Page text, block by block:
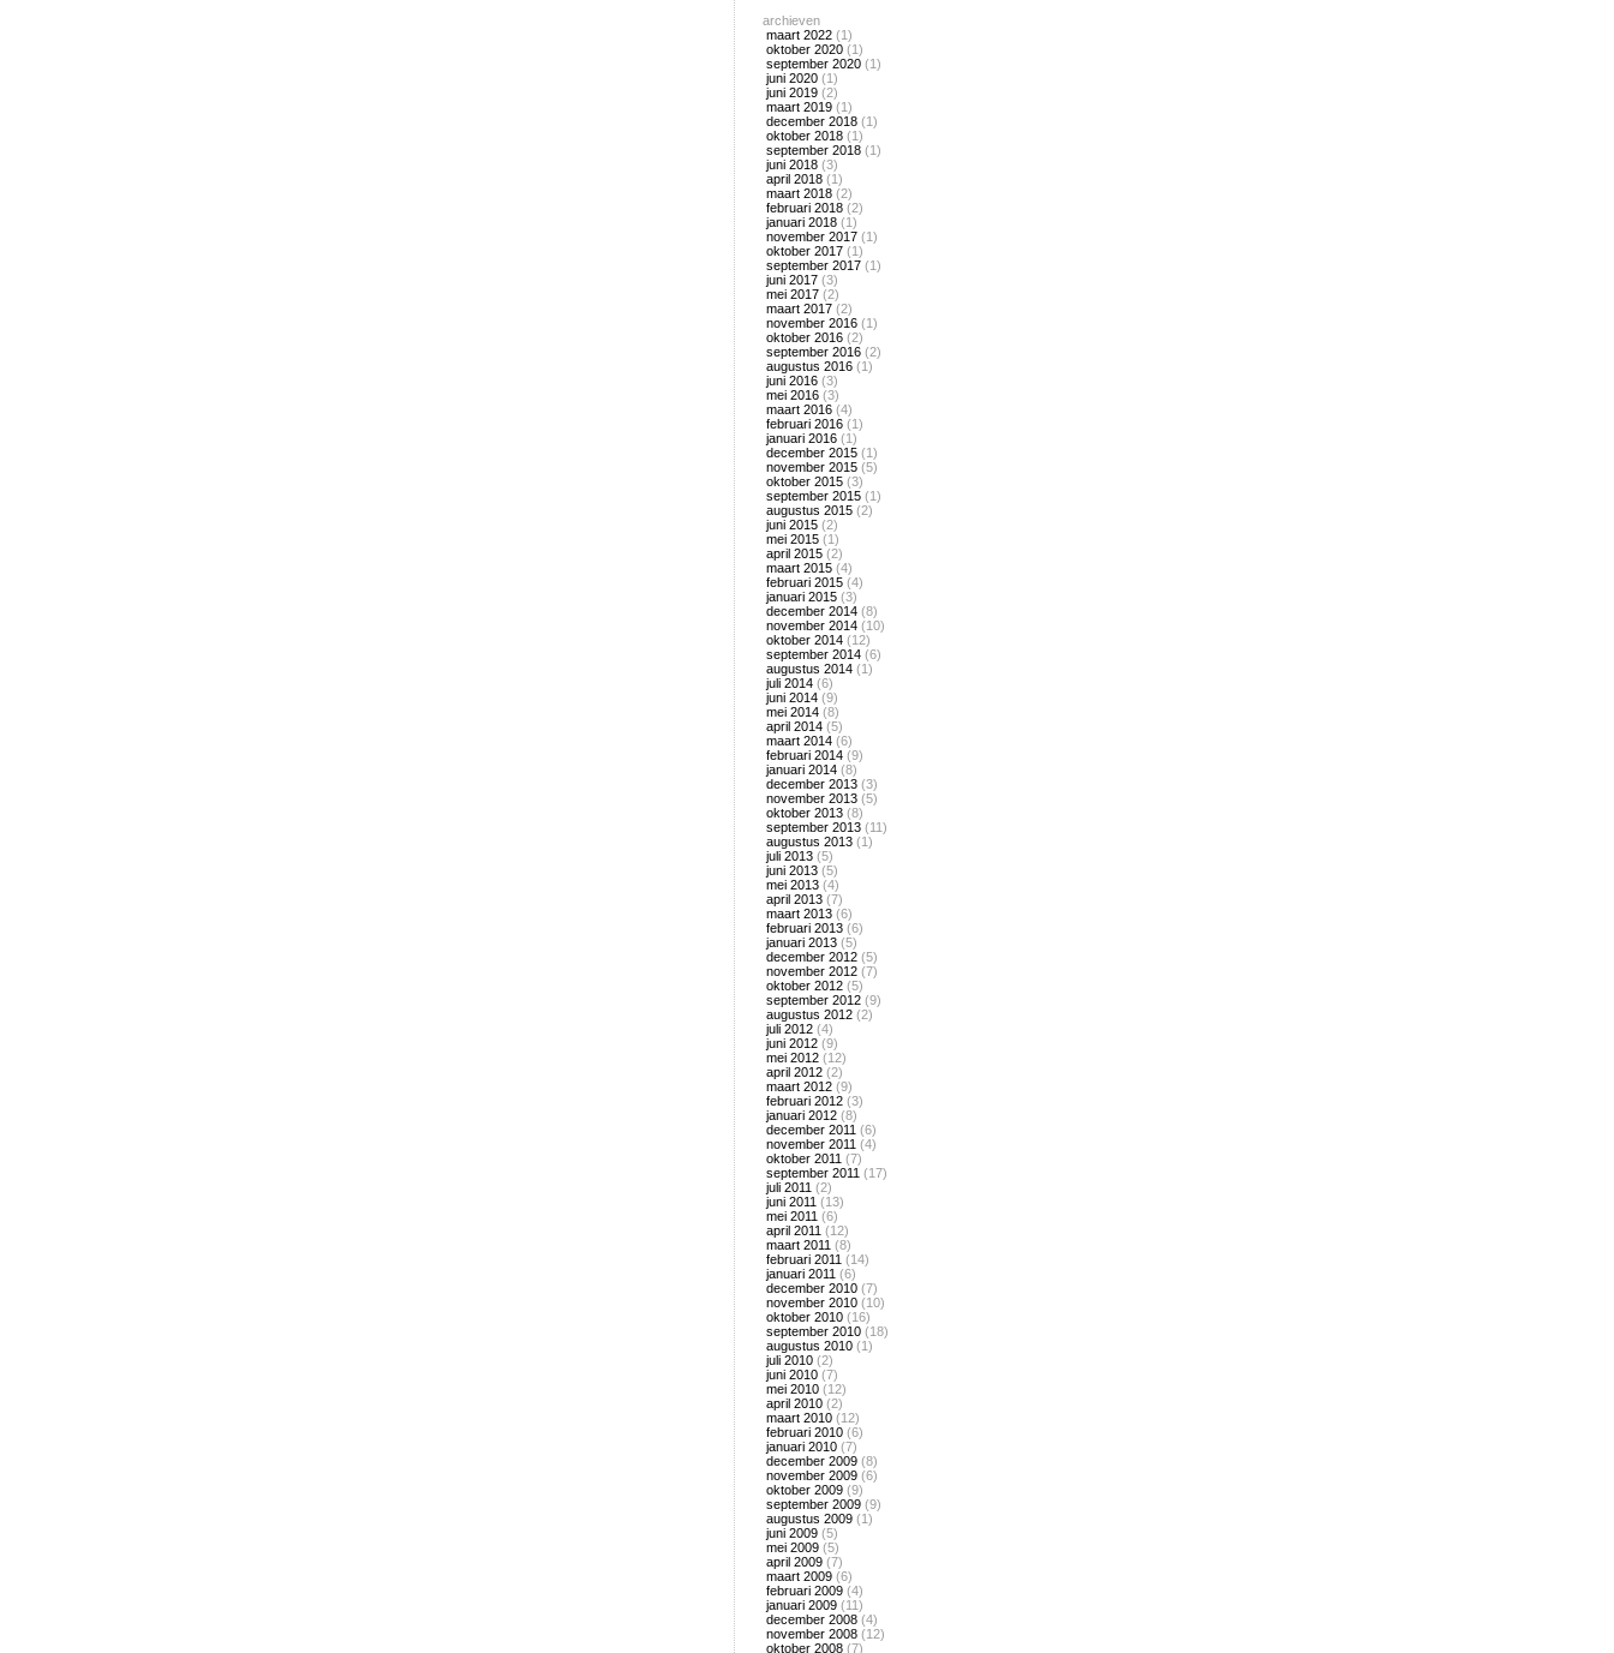
archieven
maart 2022 (1)
oktober 2020 (1)
september 2020 (1)
juni 2020 (1)
juni 2019 (2)
maart 2019 (1)
december 2018 (1)
oktober 2018 (1)
september 2018 (1)
juni 2018 (3)
april 2018 (1)
maart 2018 (2)
februari 2018 (2)
januari 2018 (1)
november 2017 (1)
oktober 2017 (1)
september 2017 (1)
juni 2017 (3)
mei 2017 (2)
maart 2017 (2)
november 2016 (1)
oktober 2016 (2)
september 2016 (2)
augustus 2016 (1)
juni 2016 (3)
mei 2016 (3)
maart 2016 (4)
februari 2016 (1)
januari 2016 (1)
december 2015 (1)
november 2015 (5)
oktober 2015 (3)
september 2015 (1)
augustus 2015 (2)
juni 2015 (2)
mei 2015 (1)
april 2015 (2)
maart 2015 (4)
februari 2015 (4)
januari 2015 (3)
december 2014 (8)
november 2014 (10)
oktober 2014 (12)
september 2014 (6)
augustus 2014 (1)
juli 2014 (6)
juni 2014 (9)
mei 2014 (8)
april 2014 (5)
maart 2014 (6)
februari 2014 (9)
januari 2014 (8)
december 2013 (3)
november 2013 (5)
oktober 2013 (8)
september 2013 (11)
augustus 2013 (1)
juli 2013 (5)
juni 2013 (5)
mei 2013 (4)
april 2013 (7)
maart 2013 (6)
februari 2013 (6)
januari 2013 (5)
december 2012 (5)
november 2012 (7)
oktober 2012 (5)
september 2012 (9)
augustus 2012 (2)
juli 2012 (4)
juni 2012 (9)
mei 2012 (12)
april 2012 (2)
maart 2012 (9)
februari 2012 (3)
januari 2012 (8)
december 2011 (6)
november 2011 (4)
oktober 2011 (7)
september 2011 (17)
juli 2011 (2)
juni 2011 (13)
mei 2011 (6)
april 2011 (12)
maart 2011 (8)
februari 2011 (14)
januari 2011 (6)
december 2010 (7)
november 2010 (10)
oktober 2010 (16)
september 2010 (18)
augustus 2010 (1)
juli 2010 (2)
juni 2010 (7)
mei 2010 (12)
april 2010 (2)
maart 2010 (12)
februari 2010 (6)
januari 2010 (7)
december 2009 (8)
november 2009 (6)
oktober 2009 (9)
september 2009 (9)
augustus 2009 (1)
juni 2009 (5)
mei 2009 (5)
april 2009 (7)
maart 2009 (6)
februari 2009 (4)
januari 2009 (11)
december 2008 (4)
november 2008 (12)
oktober 2008 (7)